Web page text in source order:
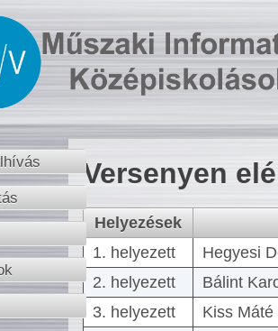
Versenyen
Helyezések
1. helyezett
Hegyesi
2. helyezett
Bálint
3. helyezett
Kiss